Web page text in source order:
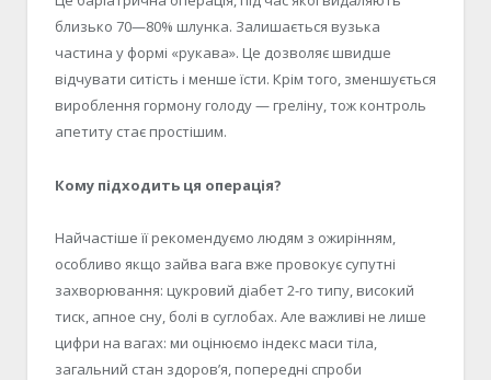
близько 70—80% шлунка. Залишається вузька
частина у формі «рукава». Це дозволяє швидше
відчувати ситість і менше їсти. Крім того, зменшується
вироблення гормону голоду — греліну, тож контроль
апетиту стає простішим.
Кому підходить ця операція?
Найчастіше її рекомендуємо людям з ожирінням,
особливо якщо зайва вага вже провокує супутні
захворювання: цукровий діабет 2-го типу, високий
тиск, апное сну, болі в суглобах. Але важливі не лише
цифри на вагах: ми оцінюємо індекс маси тіла,
загальний стан здоров’я, попередні спроби